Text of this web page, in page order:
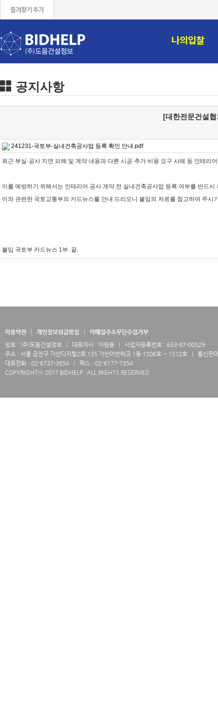
즐겨찾기 추가
나의입찰
공지사항
[대한전문건설
241231-국토부-실내건축공사업 등록 확인 안내.pdf
최근 부실·공사 지연 피해 및 계약 내용과 다른 시공·추가 비용 요구 사례 등 인테리
이를 예방하기 위해서는 인테리어 공사 계약 전 실내건축공사업 등록 여부를 반드시
이와 관련한 국토교통부의 카드뉴스를 안내 드리오니 붙임의 자료를 참고하여 주시
붙임 국토부 카드뉴스 1부. 끝.
이용약관 개인정보취급방침
이메일주소무단수집거부
상호 : (주)도움건설정보
대표이사 : 이원용
사업자등록번호 : 633-87-00529
주소 : 서울 금천구 가산디지털2로 135 가산어반워크 1동 1506호 ~ 1512호
통신판
대표전화 : 02-6737-3654
팩스 : 02-6177-7354
COPYRIGHTⓒ 2017 BIDHELP. ALL RIGHTS RESERVED.